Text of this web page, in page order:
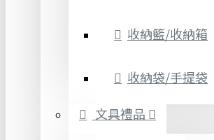
收納籃/收納箱
收納袋/手提袋
文具禮品